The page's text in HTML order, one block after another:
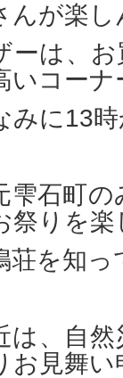
んが楽
ーは、
いコー
みに13
雫石町
祭りを
荘を知
は、自
お見舞